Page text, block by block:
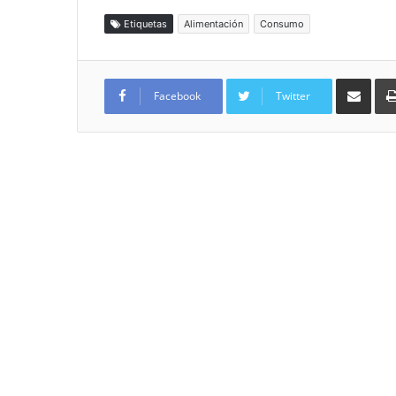
Etiquetas Alimentación Consumo
Facebook Twitter
Compartir